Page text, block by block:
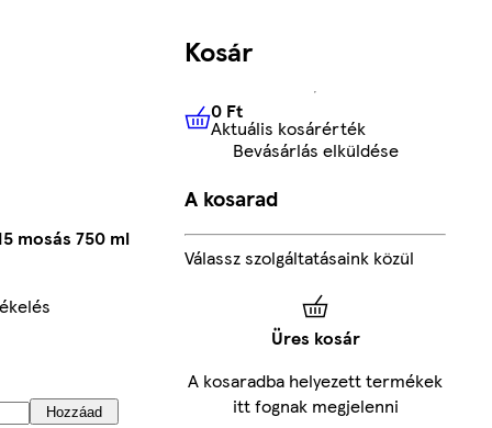
mosás 750 ml
Hozzáad
Kosár
0 FtAktuális kosárérték
0 Ft
Aktuális kosárérték
Bevásárlás elküldése
A kosarad
Válassz szolgáltatásaink közül
Üres kosár
A kosaradba helyezett termékek
itt fognak megjelenni